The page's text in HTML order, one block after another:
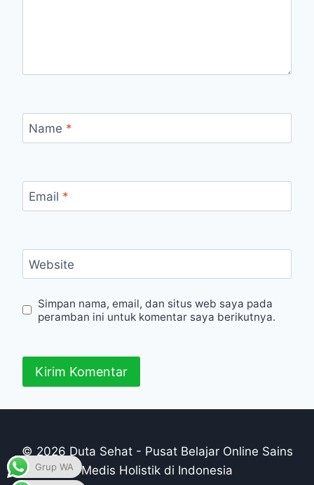
Name *
Email *
Website
Simpan nama, email, dan situs web saya pada
peramban ini untuk komentar saya berikutnya.
© 2026 Duta Sehat - Pusat Belajar Online Sains
Medis Holistik di Indonesia
Grup WA